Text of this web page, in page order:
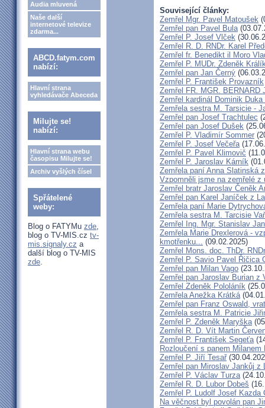
Audia mluvená
Naše další
internetové televize
zdarma...
ABCD.fatym.com
nabízí:
Hlavní strana
vyhledávače Abeceda
Milujte se!
nabízí:
Hlavní strana webu
časopisu Milujte se!
Archiv vyšlých čísel
Spřátelené
weby:
Blog o FATYMu zde,
blog o TV-MIS.cz tv-
mis.signaly.cz a
další blog o TV-MIS
zde.
Související články:
Zemřel Mgr. Pavel Matoušek
Zemřel pan Pavel Bula
Zemřel P. Josef Vlček
Zemřel R. D. RNDr. Karel
Zemřel fr. Benedikt il Moro
Zemřel P. MUDr. Zdeněk
Zemřel pan Jan Černý
Zemřel P. František Provazník
Zemřel FR. MGR. BERNARD
Zemřel kardinál Dominik Duka
Zemřela sestra M. Tarsicie -
Zemřel pan Josef Trachtulec
Zemřel pan Josef Dušek
Zemřel P. Vladimír Sommer
Zemřel P. Josef Večeřa
Zemřel P. Pavel Klimovič
Zemřel P. Jaroslav Kárník
Zemřela paní Anna Slatinská
Vzpomněli jsme na zemřelé
Zemřel bratr Jaroslav Čeněk
Zemřel pan Karel Janíček z
Zemřela paní Marie
Zemřela sestra M. Tarcisie
Zemřel Ing. Mgr. Stanislav
Zemřela Marie Drexlerová -
kmotřenku...
(09.02.2025)
Zemřel Mons. doc. ThDr.
Zemřel P. Savio Pavel Řičica
Zemřel pan Milan Vago
Zemřel pan Jaroslav Burian z
Zemřel Zdeněk Pololáník
Zemřela Anežka Krátká
Zemřel pan Franz Oswald,
Zemřela sestra M. Patricie
Zemřel P. Zdeněk Maryška
Zemřel R. D. Vít Martin
Zemřel P. František Segeťa
Rozloučení s panem Milanem
Zemřel P. Jiří Tesař
Zemřel pan Miroslav Jankůj z
Zemřel P. Václav Turza
Zemřel R. D. Lubor Dobeš
Zemřel P. Ludolf Josef Kazda
Na věčnost byl povolán pan